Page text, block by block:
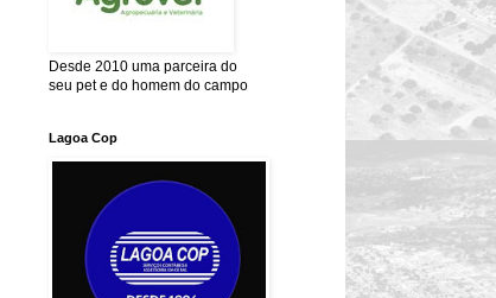
Desde 2010 uma parceira do
seu pet e do homem do campo
Lagoa Cop